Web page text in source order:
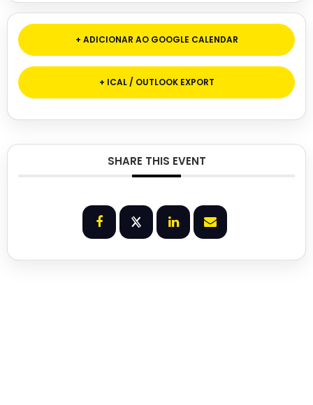
+ ADICIONAR AO GOOGLE CALENDAR
+ ICAL / OUTLOOK EXPORT
SHARE THIS EVENT